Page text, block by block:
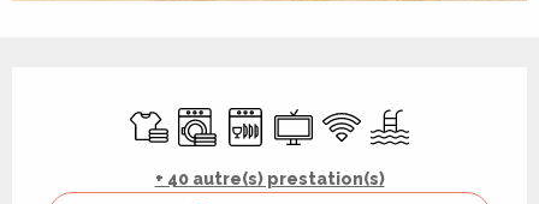
Draps et linge
Lave lingeLave vaisselle
Télévision
WiFi Piscine
+ 40 autre(s) prestation(s)